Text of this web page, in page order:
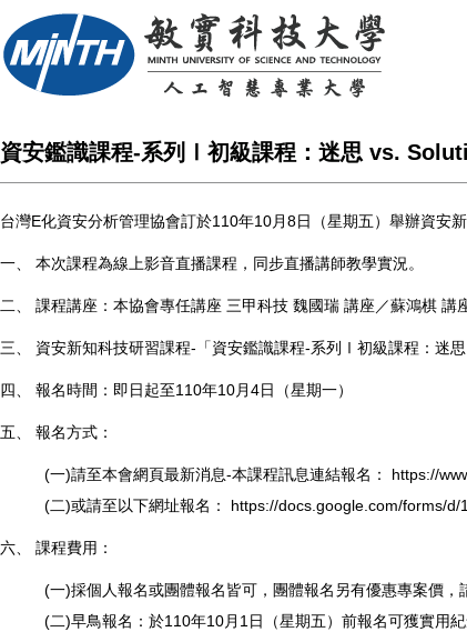
資安鑑識課程-系列Ⅰ初級課程：迷思 vs.
台灣E化資安分析管理協會訂於110年10月8日（星期五）舉辦資安
一、 本次課程為線上影音直播課程，同步直播講師教學實況。
二、 課程講座：本協會專任講座 三甲科技 魏國瑞 講座／蘇鴻棋 講
三、 資安新知科技研習課程-「資安鑑識課程-系列Ⅰ初級課程：迷
四、 報名時間：即日起至110年10月4日（星期一）
五、 報名方式：
(一)請至本會網頁最新消息-本課程訊息連結報名： https://
(二)或請至以下網址報名： https://docs.google.com/forms/d/
六、 課程費用：
(一)採個人報名或團體報名皆可，團體報名另有優惠專案價，
(二)早鳥報名：於110年10月1日（星期五）前報名可獲實用紀